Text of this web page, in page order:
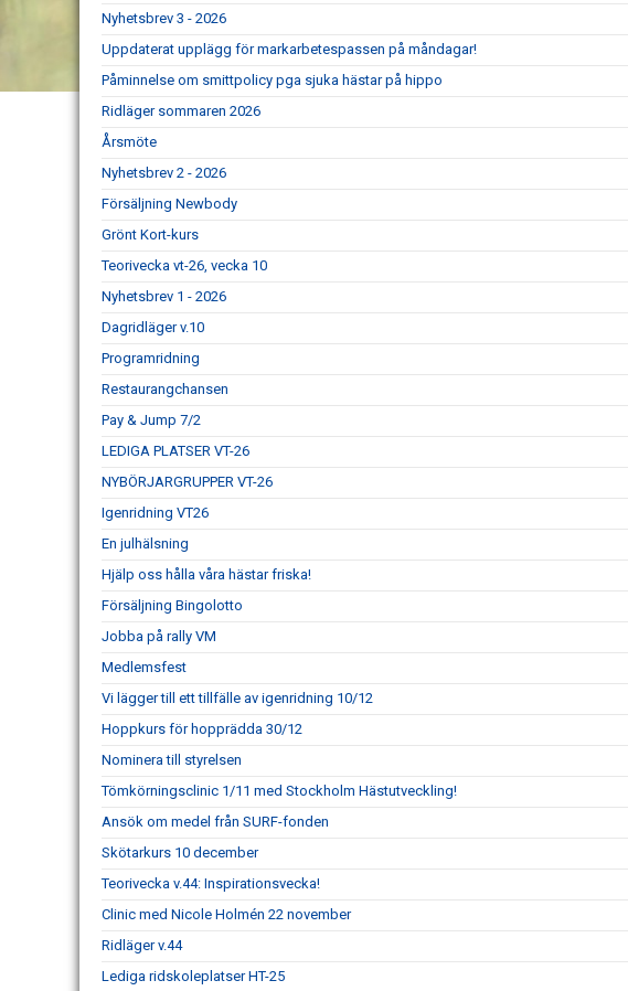
Nyhetsbrev 3 - 2026
Uppdaterat upplägg för markarbetespassen på måndagar!
Påminnelse om smittpolicy pga sjuka hästar på hippo
Ridläger sommaren 2026
Årsmöte
Nyhetsbrev 2 - 2026
Försäljning Newbody
Grönt Kort-kurs
Teorivecka vt-26, vecka 10
Nyhetsbrev 1 - 2026
Dagridläger v.10
Programridning
Restaurangchansen
Pay & Jump 7/2
LEDIGA PLATSER VT-26
NYBÖRJARGRUPPER VT-26
Igenridning VT26
En julhälsning
Hjälp oss hålla våra hästar friska!
Försäljning Bingolotto
Jobba på rally VM
Medlemsfest
Vi lägger till ett tillfälle av igenridning 10/12
Hoppkurs för hopprädda 30/12
Nominera till styrelsen
Tömkörningsclinic 1/11 med Stockholm Hästutveckling!
Ansök om medel från SURF-fonden
Skötarkurs 10 december
Teorivecka v.44: Inspirationsvecka!
Clinic med Nicole Holmén 22 november
Ridläger v.44
Lediga ridskoleplatser HT-25